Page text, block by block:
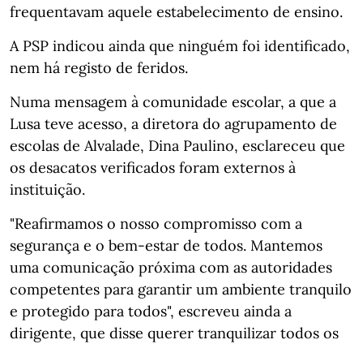
frequentavam aquele estabelecimento de ensino.
A PSP indicou ainda que ninguém foi identificado,
nem há registo de feridos.
Numa mensagem à comunidade escolar, a que a
Lusa teve acesso, a diretora do agrupamento de
escolas de Alvalade, Dina Paulino, esclareceu que
os desacatos verificados foram externos à
instituição.
"Reafirmamos o nosso compromisso com a
segurança e o bem-estar de todos. Mantemos
uma comunicação próxima com as autoridades
competentes para garantir um ambiente tranquilo
e protegido para todos", escreveu ainda a
dirigente, que disse querer tranquilizar todos os